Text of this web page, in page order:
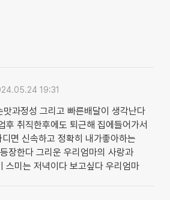
19:31
맛과정성 그리고 빠른배달이 생각난다
후 취직한후에도 퇴근해 집에들어가서
면 신속하고 정확히 내가좋아하는
장한다 그리운 우리엄마의 사랑과
스미는 저녁이다 보고싶다 우리엄마